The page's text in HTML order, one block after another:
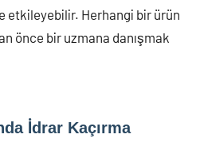
etkileyebilir. Herhangi bir ürün
önce bir uzmana danışmak
İdrar Kaçırma